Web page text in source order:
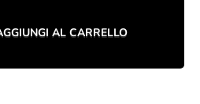
AL CARRELLO